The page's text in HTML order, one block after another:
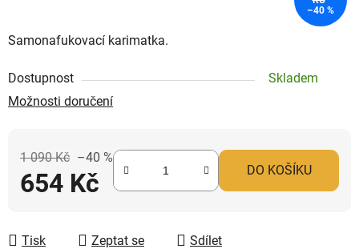
Samonafukovací karimatka.
Dostupnost
Skladem
Možnosti doručení
1 090 Kč –40 %
654 Kč DO KOŠÍKU
Tisk Zeptat se Sdílet
–40 %